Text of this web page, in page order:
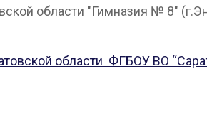
области "Гимназия № 8"
области ФГБОУ ВО